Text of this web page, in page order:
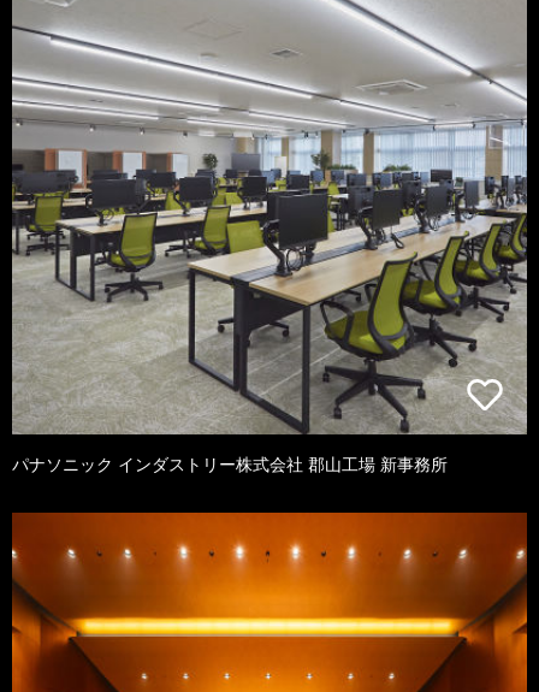
パナソニック インダストリー株式会社 郡山工場 新事務所